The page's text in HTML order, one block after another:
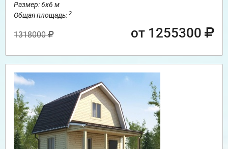
Размер: 6х6 м
Общая площадь: 2
1318000 от 1255300